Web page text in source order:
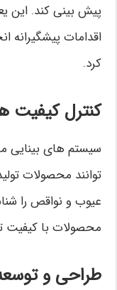
پیش بینی کند. این
اقدامات پیشگیرانه
کرد.
کنترل کیفیت
سیستم های
توانند محصولات
عیوب و نواقص را
محصولات با کیفیت
طراحی و